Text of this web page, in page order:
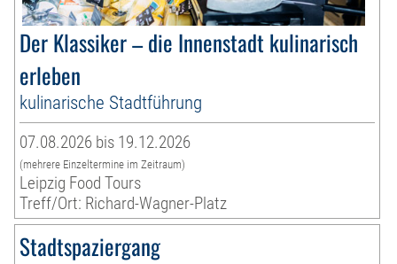
Der Klassiker – die Innenstadt kulinarisch
erleben
kulinarische Stadtführung
07.08.2026 bis 19.12.2026
(mehrere Einzeltermine im Zeitraum)
Leipzig Food Tours
Treff/Ort: Richard-Wagner-Platz
Stadtspaziergang